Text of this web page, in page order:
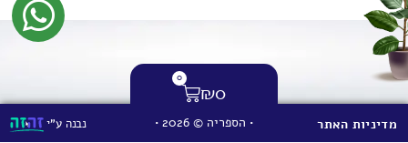
מדיניות האתר
₪0
0
• הספריה © 2026 • נבנה ע"י